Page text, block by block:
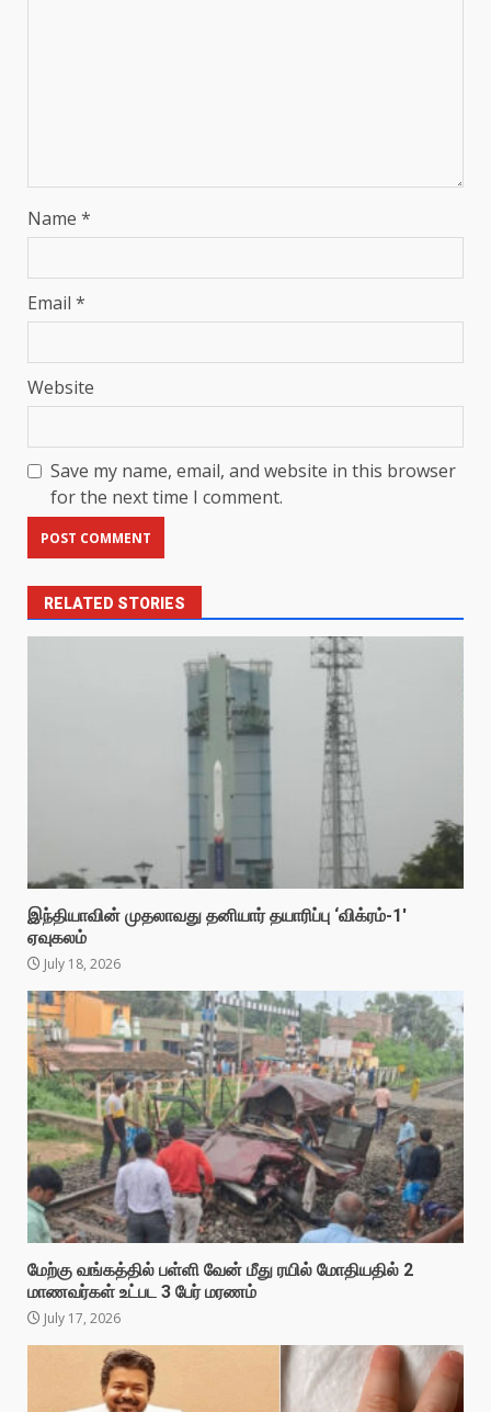
Name *
Email *
Website
Save my name, email, and website in this browser
for the next time I comment.
RELATED STORIES
இந்தியாவின் முதலாவது தனியார் தயாரிப்பு ‘விக்ரம்-1′
ஏவுகலம்
July 18, 2026
மேற்கு வங்கத்தில் பள்ளி வேன் மீது ரயில் மோதியதில் 2
மாணவர்கள் உட்பட 3 பேர் மரணம்
July 17, 2026